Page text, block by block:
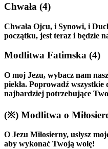
Chwała (4)
Chwała Ojcu, i Synowi, i
początku, jest teraz i będzie
Modlitwa Fatimska (4)
O moj Jezu, wybacz nam
piekła. Poprowadź wszystkie
najbardziej potrzebujące
(※) Modlitwa o
O Jezu Miłosierny, usłysz
aby wykonać Twoją wolę!